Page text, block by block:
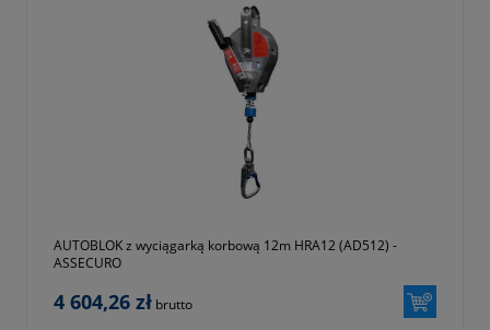
AUTOBLOK z wyciągarką korbową 12m HRA12 (AD512) -
ASSECURO
4 604,26 zł brutto